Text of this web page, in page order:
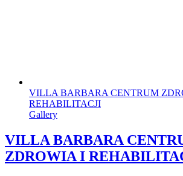
VILLA BARBARA CENTRUM
REHABILITACJI
Gallery
VILLA BARBARA
ZDROWIA I